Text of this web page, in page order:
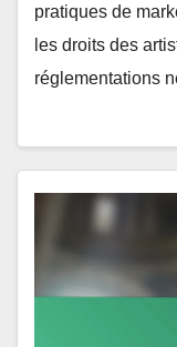
pratiques de
les droits des
réglementations